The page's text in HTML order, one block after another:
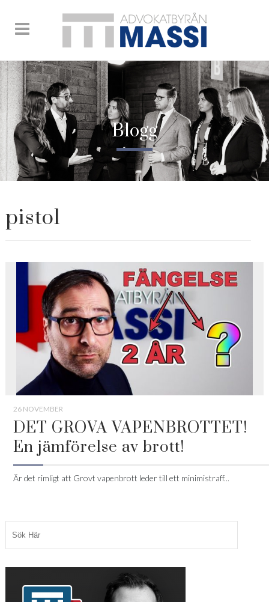
Blogg
pistol
26 NOVEMBER
DET GROVA VAPENBROTTET!
En jämförelse av brott!
Är det rimligt att Grovt vapenbrott leder till ett minimistraff...